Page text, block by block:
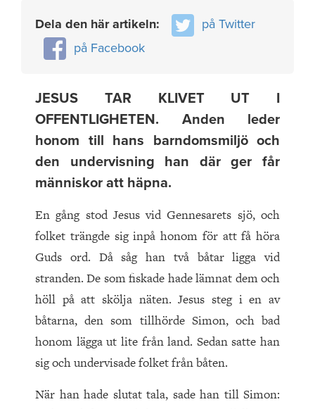
Dela den här artikeln:
på Twitter
på Facebook
JESUS TAR KLIVET UT I
OFFENTLIGHETEN. Anden leder
honom till hans barndomsmiljö och
den undervisning han där ger får
människor att häpna.
En gång stod Jesus vid Gennesarets sjö, och
folket trängde sig inpå honom för att få höra
Guds ord. Då såg han två båtar ligga vid
stranden. De som fiskade hade lämnat dem och
höll på att skölja näten. Jesus steg i en av
båtarna, den som tillhörde Simon, och bad
honom lägga ut lite från land. Sedan satte han
sig och undervisade folket från båten.
När han hade slutat tala, sade han till Simon: